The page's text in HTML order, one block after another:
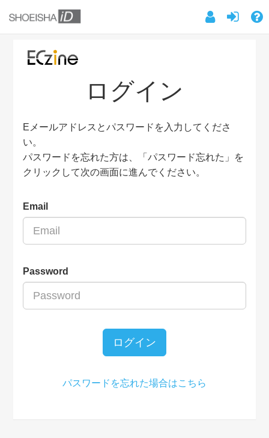
ログイン
Eメールアドレスとパスワードを入力してくださ
い。
パスワードを忘れた方は、「パスワード忘れた」を
クリックして次の画面に進んでください。
Email
Password
ログイン
パスワードを忘れた場合はこちら